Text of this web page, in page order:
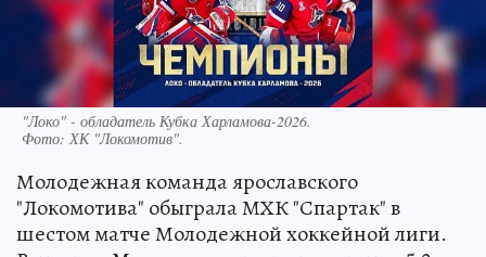
"Локо" - обладатель Кубка Харламова-2026.
Фото:ХК "Локомотив".
Молодежная команда ярославского
"Локомотива" обыграла МХК "Спартак" в
шестом матче Молодежной хоккейной лиги.